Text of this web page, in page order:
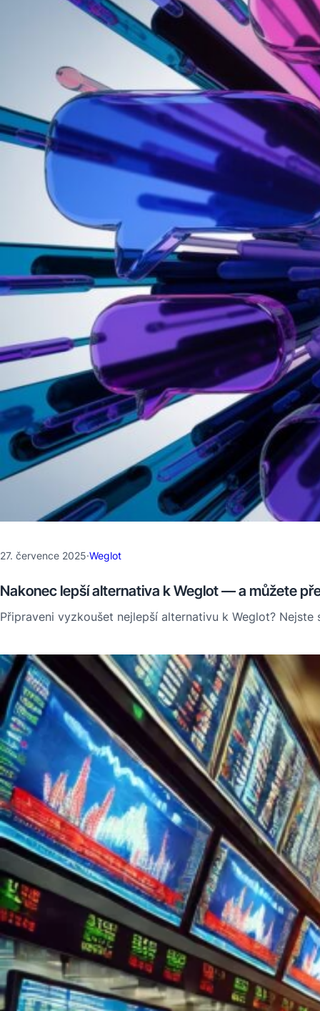
27. července 2025·Weglot
Nakonec lepší alternativa k Weglot — a můžete
Připraveni vyzkoušet nejlepší alternativu k Weglot?